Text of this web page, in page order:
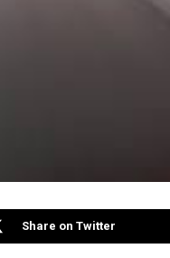
Share on Twitter